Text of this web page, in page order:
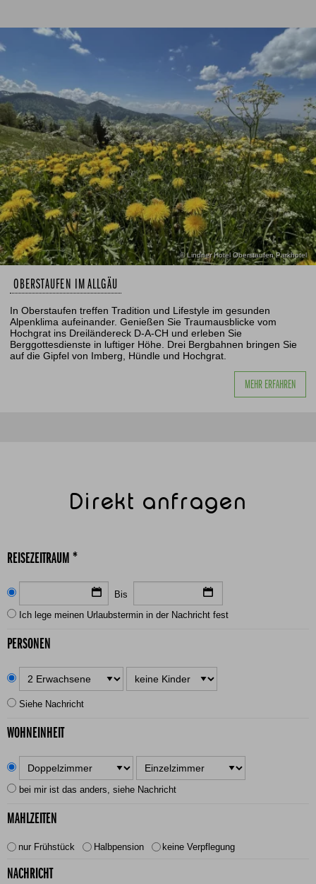
© Lindner Hotel Oberstaufen Parkhotel
OBERSTAUFEN IM ALLGÄU
In Oberstaufen treffen Tradition und Lifestyle im gesunden
Alpenklima aufeinander. Genießen Sie Traumausblicke vom
Hochgrat ins Dreiländereck D-A-CH und erleben Sie
Berggottesdienste in luftiger Höhe. Drei Bergbahnen bringen Sie
auf die Gipfel von Imberg, Hündle und Hochgrat.
MEHR ERFAHREN
Direkt anfragen
REISEZEITRAUM *
Bis
Ich lege meinen Urlaubstermin in der Nachricht fest
PERSONEN
Siehe Nachricht
WOHNEINHEIT
bei mir ist das anders, siehe Nachricht
MAHLZEITEN
nur Frühstück Halbpension keine Verpflegung
NACHRICHT